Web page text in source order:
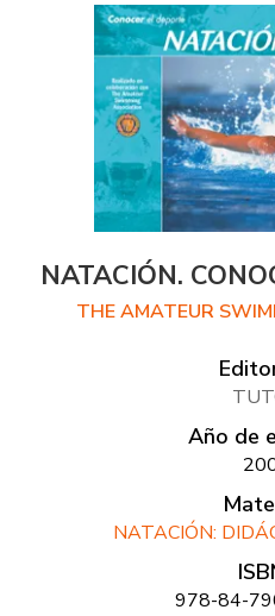
NATACIÓN.
THE AMATEUR
Año de
NATACIÓN:
978-84-